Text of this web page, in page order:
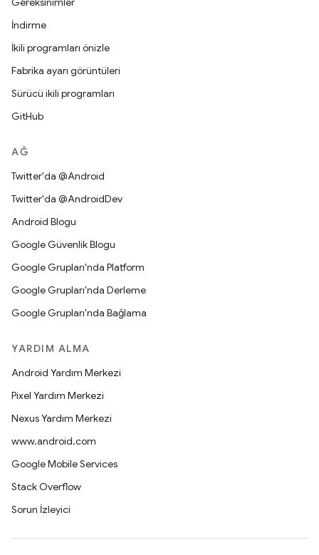
İndirme
İkili programları önizle
Fabrika ayarı görüntüleri
Sürücü ikili programları
GitHub
AĞ
Twitter'da @Android
Twitter'da @AndroidDev
Android Blogu
Google Güvenlik Blogu
Google Grupları'nda Platform
Google Grupları'nda Derleme
Google Grupları'nda Bağlama
YARDIM ALMA
Android Yardım Merkezi
Pixel Yardım Merkezi
Nexus Yardım Merkezi
www.android.com
Google Mobile Services
Stack Overflow
Sorun İzleyici